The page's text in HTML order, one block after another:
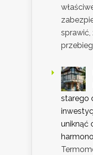
starego
uniknąć